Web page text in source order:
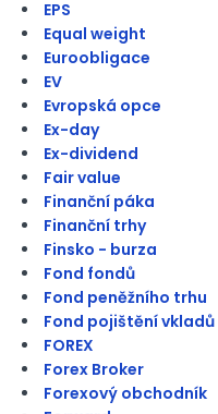
EPS
Equal weight
Euroobligace
EV
Evropská opce
Ex-day
Ex-dividend
Fair value
Finanční páka
Finanční trhy
Finsko - burza
Fond fondů
Fond peněžního trhu
Fond pojištění vkladů
FOREX
Forex Broker
Forexový obchodník